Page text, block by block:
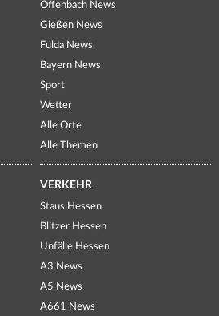
Offenbach News
Gießen News
Fulda News
Bayern News
Sport
Wetter
Alle Orte
Alle Themen
VERKEHR
Staus Hessen
Blitzer Hessen
Unfälle Hessen
A3 News
A5 News
A661 News